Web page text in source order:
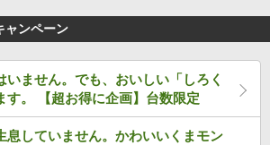
ャンペーン
ません。でも、おいしい「しろく
す。 【超お得に企画】台数限定
していません。かわいいくまモン